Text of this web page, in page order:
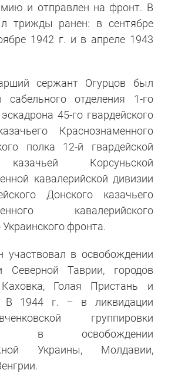
и отправлен на фронт. В
трижды ранен: в сентябре
1942 г. и в апреле 1943
сержант Огурцов был
сабельного отделения 1-го
45-го гвардейского
Краснознаменного
полка 12-й гвардейской
Корсуньской
кавалерийской дивизии
Донского казачьего
кавалерийского
Украинского фронта.
участвовал в освобождении
Северной Таврии, городов
Каховка, Голая Пристань и
В 1944 г. – в ликвидации
группировки
в освобождении
Украины, Молдавии,